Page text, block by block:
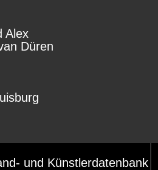
Alex
Düren
und Künstlerdatenbank